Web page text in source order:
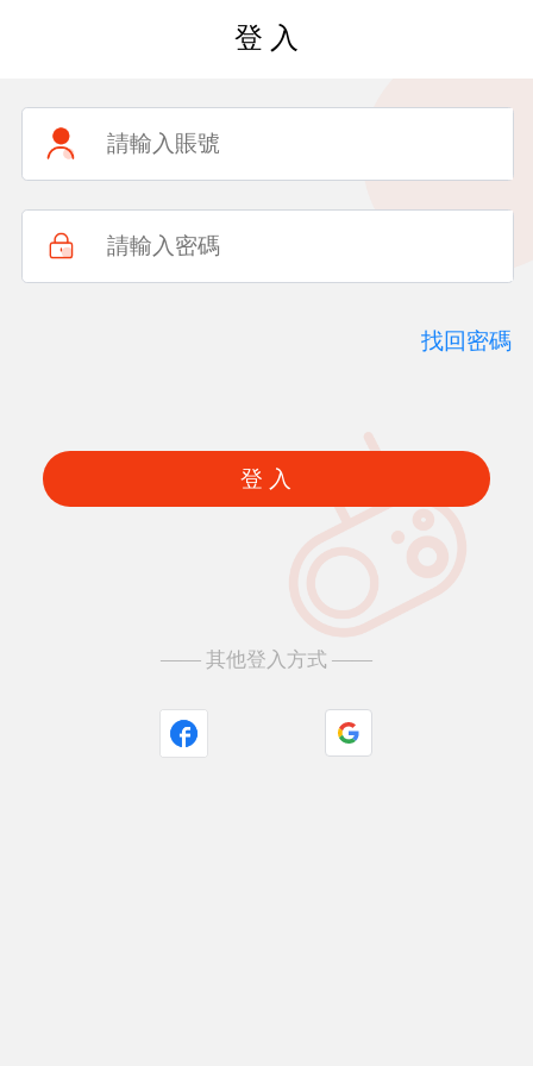
登 入
登 入
找回密碼
—— 其他登入方式 ——